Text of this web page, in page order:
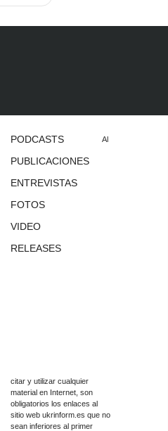
PODCASTS
PUBLICACIONES
ENTREVISTAS
FOTOS
VIDEO
RELEASES
Al
citar y utilizar cualquier
material en Internet, son
obligatorios los enlaces al
sitio web ukrinform.es que no
sean inferiores al primer